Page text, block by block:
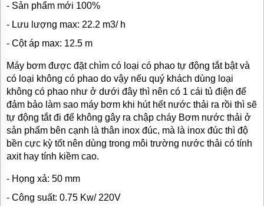
- Sản phẩm mới 100%
- Lưu lượng max: 22.2 m3/ h
- Cột áp max: 12.5 m
Máy bơm được đặt chìm có loại có phao tự động tắt bật và
có loại không có phao do vậy nếu quý khách dùng loại
không có phao như ở dưới đây thì nên có 1 cái tủ điện để
đảm bảo làm sao máy bơm khi hút hết nước thải ra rồi thì sẽ
tự động tắt đi để không gây ra chập cháy Bơm nước thải ở
sản phẩm bên cạnh là thân inox đúc, mà là inox đúc thì độ
bền cực kỳ tốt nên dùng trong môi trường nước thải có tính
axit hay tính kiềm cao.
- Họng xả: 50 mm
- Công suất: 0.75 Kw/ 220V